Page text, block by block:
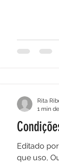
Editado
que uso,
Rita
1 min